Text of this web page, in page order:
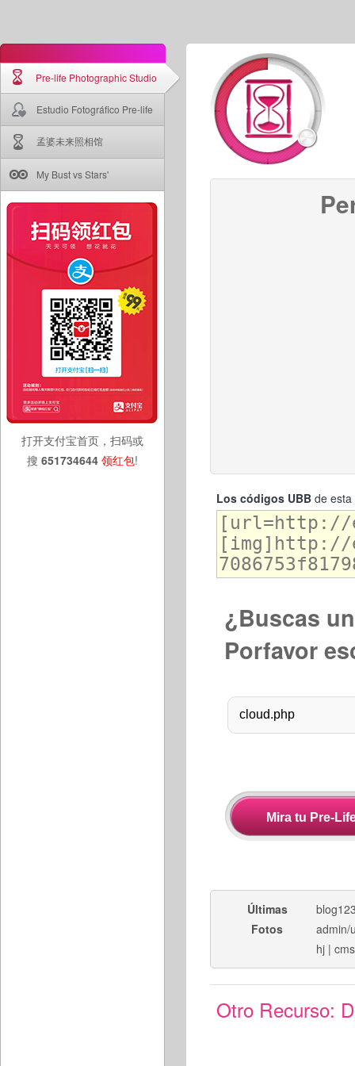
Pre-life Photographic Studio
Estudio Fotográfico Pre-life
孟婆未来照相馆
My Bust vs Stars'
打开支付宝首页，扫码或
搜 651734644 领红包!
Los códigos UBBde esta
¿Buscas
Porfavor
Últimas
Fotos
admin/
hj |
Otro Recurso: